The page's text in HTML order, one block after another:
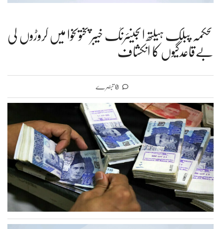
محکمہ پبلک ہیلتھ انجینئرنگ خیبر پختونخوا میں کروڑوں کی
بےقاعدگیوں کا انکشاف
0 تبصرے